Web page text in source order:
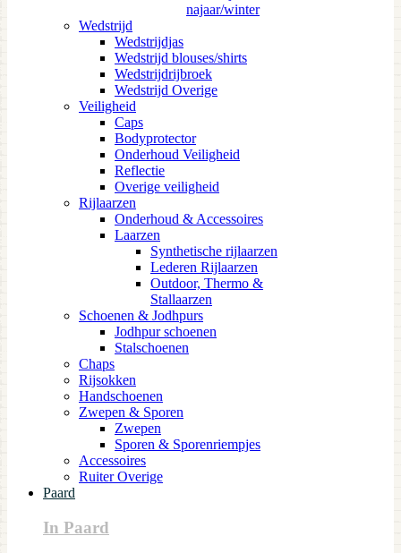
najaar/winter
Wedstrijd
Wedstrijdjas
Wedstrijd blouses/shirts
Wedstrijdrijbroek
Wedstrijd Overige
Veiligheid
Caps
Bodyprotector
Onderhoud Veiligheid
Reflectie
Overige veiligheid
Rijlaarzen
Onderhoud & Accessoires
Laarzen
Synthetische rijlaarzen
Lederen Rijlaarzen
Outdoor, Thermo &
Stallaarzen
Schoenen & Jodhpurs
Jodhpur schoenen
Stalschoenen
Chaps
Rijsokken
Handschoenen
Zwepen & Sporen
Zwepen
Sporen & Sporenriempjes
Accessoires
Ruiter Overige
Paard
In Paard